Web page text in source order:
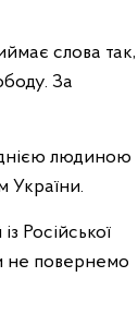
слова так,
За
людиною
України.
Російської
не повернемо